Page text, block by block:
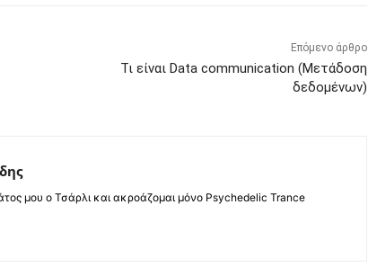
Επόμενο άρθρο
Τι είναι Data communication (Μετάδοση
δεδομένων)
μου ο Τσάρλι και ακροάζομαι μόνο Psychedelic Trance